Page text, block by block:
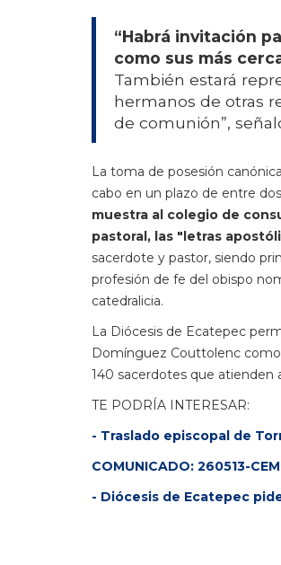
“Habrá invitación
como sus más
También estará
hermanos de otras
de comunión”,
La toma de posesión
cabo en un plazo de entre
muestra al colegio de
pastoral, las "letras
sacerdote y pastor, siendo
profesión de fe del obispo
catedralicia.
La Diócesis de Ecatepec
Domínguez Couttolenc
140 sacerdotes que atienden
TE PODRÍA INTERESAR:
- Traslado episcopal de
COMUNICADO: 260513-
- Diócesis de Ecatepec